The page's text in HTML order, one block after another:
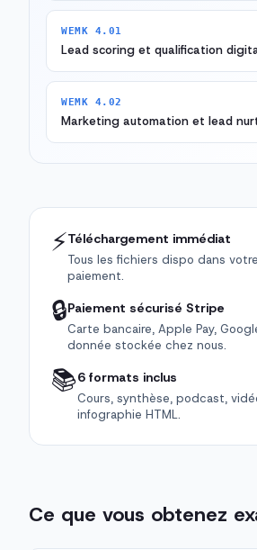
WEMK 4.01
Lead scoring et qualification
WEMK 4.02
Marketing automation et lead
⚡Téléchargement immédiat
Tous les fichiers dispo dans
paiement.
🔒Paiement sécurisé Stripe
Carte bancaire, Apple Pay,
donnée stockée chez nous.
📚6 formats inclus
Cours, synthèse, podcast,
infographie HTML.
Ce que vous obtenez